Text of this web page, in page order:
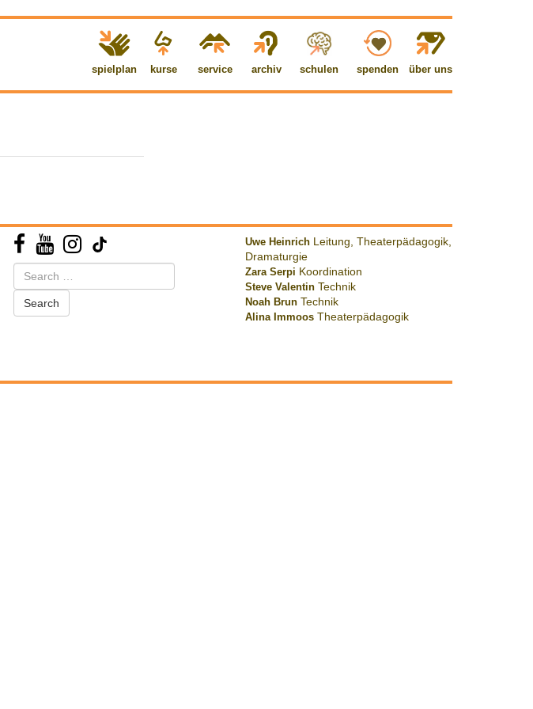
spielplan kurse service archiv schulen spenden über uns
Search
for:
Uwe Heinrich Leitung, Theaterpädagogik,
Dramaturgie
Zara Serpi Koordination
Steve Valentin Technik
Noah Brun Technik
Alina Immoos Theaterpädagogik